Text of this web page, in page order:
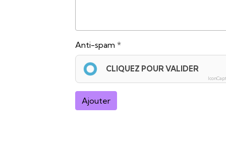
Anti-spam
CLIQUEZ POUR VALIDER
Ajouter